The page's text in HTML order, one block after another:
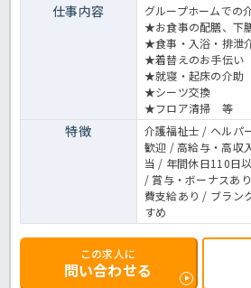
仕事内容
グループホームでの
★お食事の配膳、下
★食事・入浴・排泄
★着替えのお手伝い
★就寝・起床の介助
★シーツ交換
★フロア清掃 等
特徴
介護福祉士 / ヘルパ
歓迎 / 高給与・高収
当 / 年間休日110日
/ 賞与・ボーナスあ
費支給あり / ブラン
すめ
この求人に
問い合わせる